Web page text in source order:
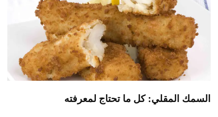
السمك المقلي: كل ما تحتاج لمعرفته